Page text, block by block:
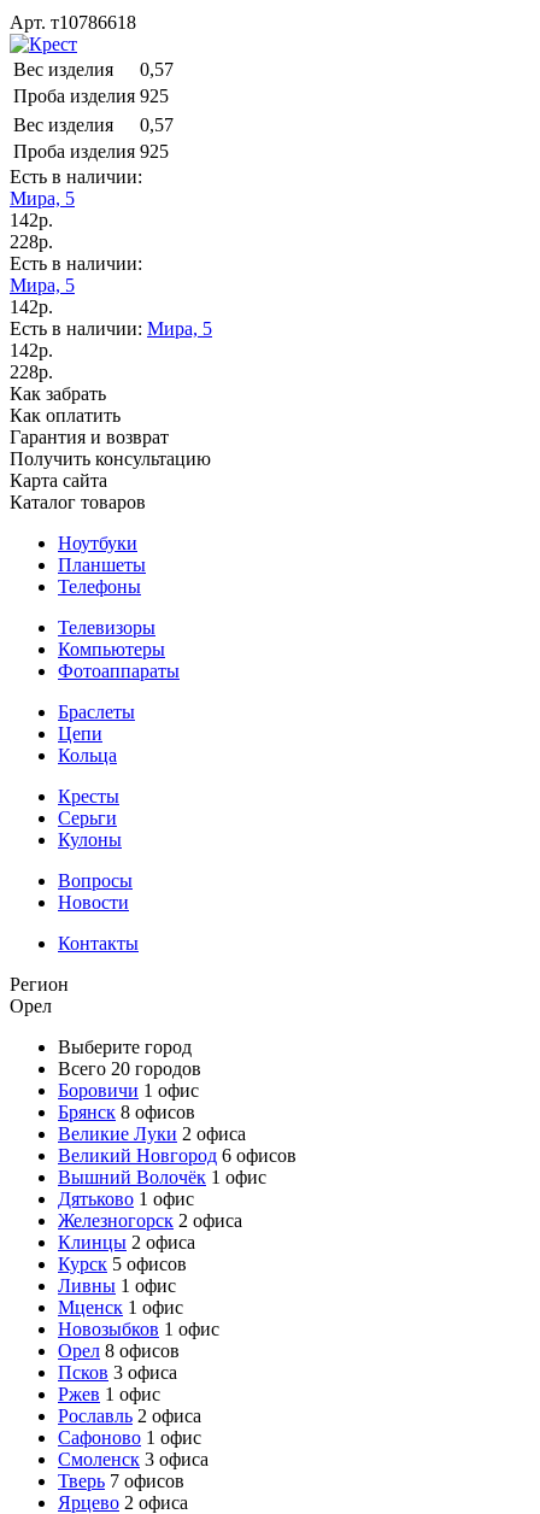
Арт. т10786618
Вес изделия
0,57
Проба изделия 925
Вес изделия
0,57
Проба изделия 925
Есть в наличии:
Мира, 5
142р.
228р.
Есть в наличии:
Мира, 5
142р.
Есть в наличии: Мира, 5
142р.
228р.
Как забрать
Как оплатить
Гарантия и возврат
Получить консультацию
Карта сайта
Каталог товаров
Ноутбуки
Планшеты
Телефоны
Телевизоры
Компьютеры
Фотоаппараты
Браслеты
Цепи
Кольца
Кресты
Серьги
Кулоны
Вопросы
Новости
Контакты
Регион
Орел
Выберите город
Всего 20 городов
Боровичи 1 офис
Брянск 8 офисов
Великие Луки 2 офиса
Великий Новгород 6 офисов
Вышний Волочёк 1 офис
Дятьково 1 офис
Железногорск 2 офиса
Клинцы 2 офиса
Курск 5 офисов
Ливны 1 офис
Мценск 1 офис
Новозыбков 1 офис
Орел 8 офисов
Псков 3 офиса
Ржев 1 офис
Рославль 2 офиса
Сафоново 1 офис
Смоленск 3 офиса
Тверь 7 офисов
Ярцево 2 офиса